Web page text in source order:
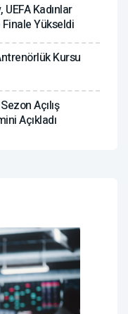
Kadınlar
Yükseldi
Kursu
Açılış
Açıkladı